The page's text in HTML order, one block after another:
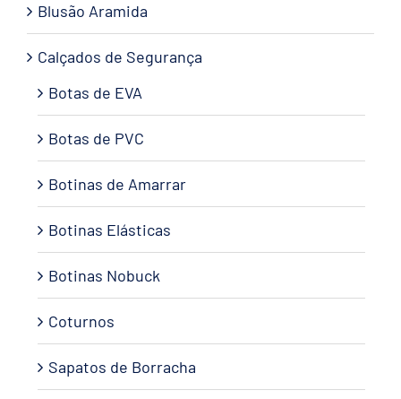
Blusão Aramida
Calçados de Segurança
Botas de EVA
Botas de PVC
Botinas de Amarrar
Botinas Elásticas
Botinas Nobuck
Coturnos
Sapatos de Borracha